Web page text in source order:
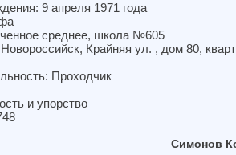
9 апреля 1971 года
среднее, школа №605
Крайняя ул. , дом 80,
Проходчик
и упорство
Симонов